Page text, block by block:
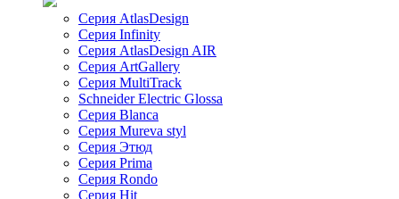
Серия AtlasDesign
Серия Infinity
Серия AtlasDesign AIR
Серия ArtGallery
Серия MultiTrack
Schneider Electric Glossa
Серия Blanca
Серия Mureva styl
Серия Этюд
Серия Prima
Серия Rondo
Серия Hit